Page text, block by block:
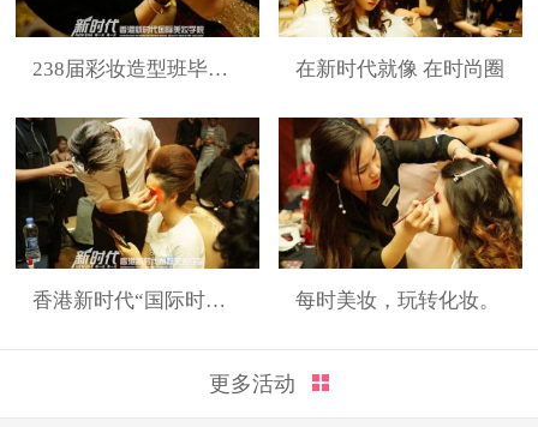
238届彩妆造型班毕业展 在新时代就像 在时尚圈
香港新时代“国际时装周”展演造型 每时美妆，玩转化妆。
更多活动